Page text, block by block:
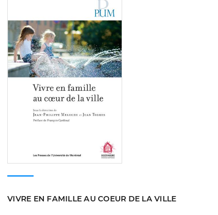
VIVRE EN FAMILLE AU COEUR DE LA VILLE